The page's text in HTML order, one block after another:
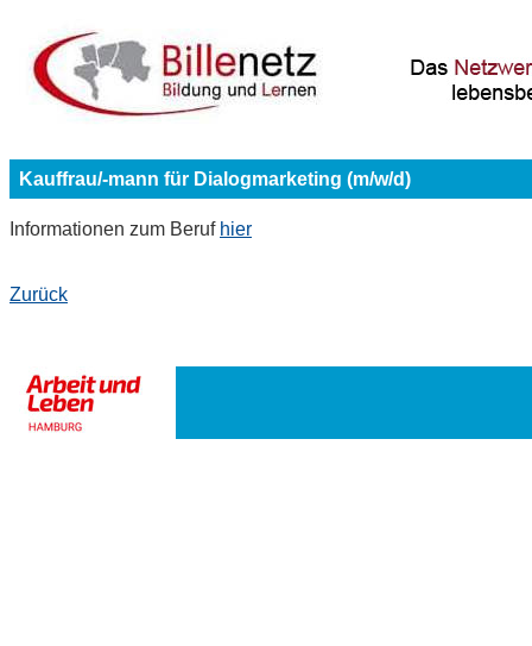
Kauffrau/-mann für Dialogmarketing (m/w/d)
Informationen zum Beruf hier
Zurück